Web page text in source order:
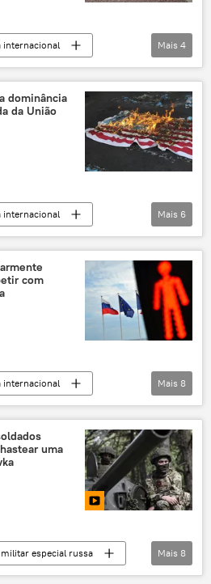
internacional
Estados Unidos
Mais 4
dominância
da União
internacional
Irã
União Soviética
Mais 6
com
internacional
Douglas Macgregor
da Rússia
Mais 8
uma
especial russa
Konstantinovka
Mais 8